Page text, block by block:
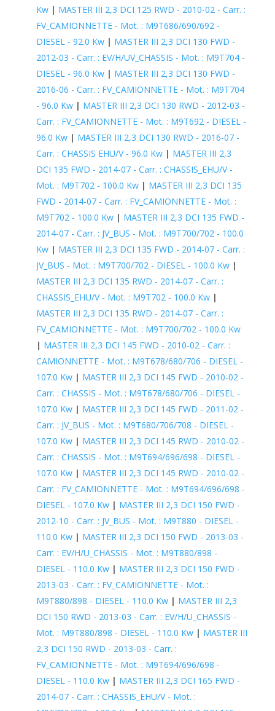
Kw| MASTER III 2,3 DCI 125 RWD - 2010-02 - Carr. :
FV_CAMIONNETTE - Mot. : M9T686/690/692 -
DIESEL - 92.0 Kw| MASTER III 2,3 DCI 130 FWD -
2012-03 - Carr. : EV/H/UV_CHASSIS - Mot. : M9T704 -
DIESEL - 96.0 Kw| MASTER III 2,3 DCI 130 FWD -
2016-06 - Carr. : FV_CAMIONNETTE - Mot. : M9T704
- 96.0 Kw| MASTER III 2,3 DCI 130 RWD - 2012-03 -
Carr. : FV_CAMIONNETTE - Mot. : M9T692 - DIESEL -
96.0 Kw| MASTER III 2,3 DCI 130 RWD - 2016-07 -
Carr. : CHASSIS EHU/V - 96.0 Kw| MASTER III 2,3
DCI 135 FWD - 2014-07 - Carr. : CHASSIS_EHU/V -
Mot. : M9T702 - 100.0 Kw| MASTER III 2,3 DCI 135
FWD - 2014-07 - Carr. : FV_CAMIONNETTE - Mot. :
M9T702 - 100.0 Kw| MASTER III 2,3 DCI 135 FWD -
2014-07 - Carr. : JV_BUS - Mot. : M9T700/702 - 100.0
Kw| MASTER III 2,3 DCI 135 FWD - 2014-07 - Carr. :
JV_BUS - Mot. : M9T700/702 - DIESEL - 100.0 Kw|
MASTER III 2,3 DCI 135 RWD - 2014-07 - Carr. :
CHASSIS_EHU/V - Mot. : M9T702 - 100.0 Kw|
MASTER III 2,3 DCI 135 RWD - 2014-07 - Carr. :
FV_CAMIONNETTE - Mot. : M9T700/702 - 100.0 Kw
| MASTER III 2,3 DCI 145 FWD - 2010-02 - Carr. :
CAMIONNETTE - Mot. : M9T678/680/706 - DIESEL -
107.0 Kw| MASTER III 2,3 DCI 145 FWD - 2010-02 -
Carr. : CHASSIS - Mot. : M9T678/680/706 - DIESEL -
107.0 Kw| MASTER III 2,3 DCI 145 FWD - 2011-02 -
Carr. : JV_BUS - Mot. : M9T680/706/708 - DIESEL -
107.0 Kw| MASTER III 2,3 DCI 145 RWD - 2010-02 -
Carr. : CHASSIS - Mot. : M9T694/696/698 - DIESEL -
107.0 Kw| MASTER III 2,3 DCI 145 RWD - 2010-02 -
Carr. : FV_CAMIONNETTE - Mot. : M9T694/696/698 -
DIESEL - 107.0 Kw| MASTER III 2,3 DCI 150 FWD -
2012-10 - Carr. : JV_BUS - Mot. : M9T880 - DIESEL -
110.0 Kw| MASTER III 2,3 DCI 150 FWD - 2013-03 -
Carr. : EV/H/U_CHASSIS - Mot. : M9T880/898 -
DIESEL - 110.0 Kw| MASTER III 2,3 DCI 150 FWD -
2013-03 - Carr. : FV_CAMIONNETTE - Mot. :
M9T880/898 - DIESEL - 110.0 Kw| MASTER III 2,3
DCI 150 RWD - 2013-03 - Carr. : EV/H/U_CHASSIS -
Mot. : M9T880/898 - DIESEL - 110.0 Kw| MASTER III
2,3 DCI 150 RWD - 2013-03 - Carr. :
FV_CAMIONNETTE - Mot. : M9T694/696/698 -
DIESEL - 110.0 Kw| MASTER III 2,3 DCI 165 FWD -
2014-07 - Carr. : CHASSIS_EHU/V - Mot. :